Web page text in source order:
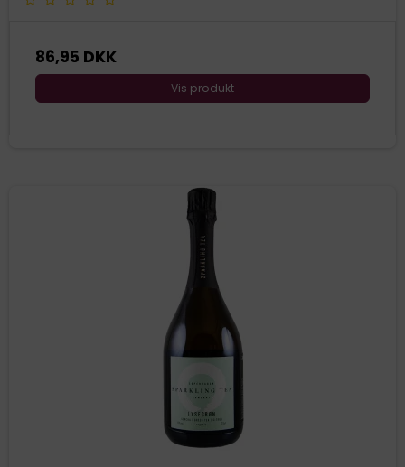
86,95 DKK
Vis produkt